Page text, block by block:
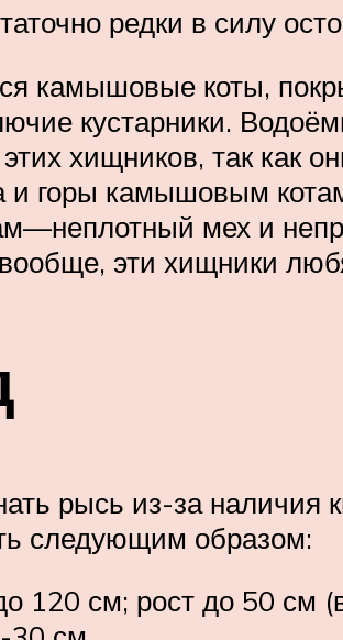
редки в силу
камышовые коты,
кустарники.
хищников, так как
горы камышовым
мех и
эти хищники
рысь из-за наличия
следующим образом:
120 см; рост до 50 см